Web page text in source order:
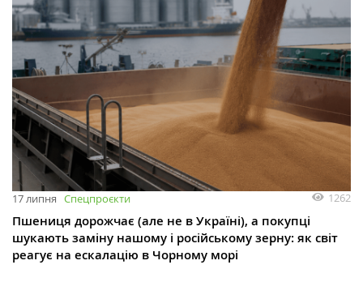
17 липня Спецпроєкти 1262
Пшениця дорожчає (але не в Україні), а покупці
шукають заміну нашому і російському зерну: як світ
реагує на ескалацію в Чорному морі